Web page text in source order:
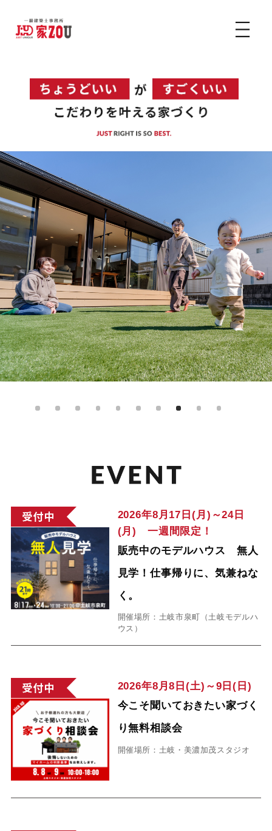
2026年8月17日(月)～24日
(月) 一週間限定！
販売中のモデルハウス 無人
見学！仕事帰りに、気兼ねな
く。
開催場所：土岐市泉町（土岐モデルハ
ウス）
2026年8月8日(土)～9日(日)
今こそ聞いておきたい家づく
り無料相談会
開催場所：土岐・美濃加茂スタジオ